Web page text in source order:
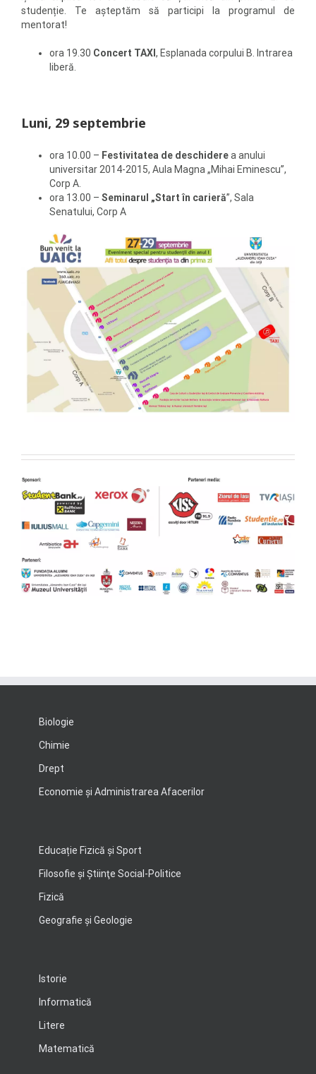
studenție. Te așteptăm să participi la programul de
mentorat!
ora 19.30 Concert TAXI , Esplanada corpului B. Intrarea
liberă.
Luni, 29 septembrie
ora 10.00 – Festivitatea de deschiderea anului
universitar 2014-2015, Aula Magna „Mihai Eminescu”,
Corp A.
ora 13.00 – Seminarul „Start în carieră”, Sala
Senatului, Corp A
Biologie
Chimie
Drept
Economie şi Administrarea Afacerilor
Educație Fizică și Sport
Filosofie şi Ştiinţe Social-Politice
Fizică
Geografie şi Geologie
Istorie
Informatică
Litere
Matematică